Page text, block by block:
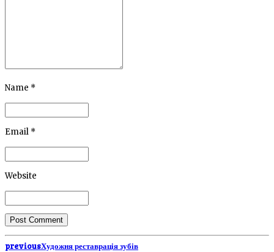
Name *
Email *
Website
Post Comment
previousХудожня реставрація зубів